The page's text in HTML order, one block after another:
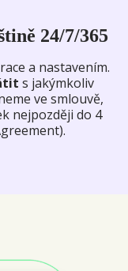
24/7/365
a nastavením.
s jakýmkoliv
ve smlouvě,
nejpozději do 4